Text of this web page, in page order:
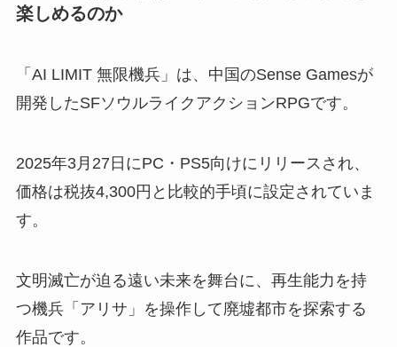
楽しめるのか
「AI LIMIT 無限機兵」は、中国のSense Gamesが
開発したSFソウルライクアクションRPGです。
2025年3月27日にPC・PS5向けにリリースされ、
価格は税抜4,300円と比較的手頃に設定されていま
す。
文明滅亡が迫る遠い未来を舞台に、再生能力を持
つ機兵「アリサ」を操作して廃墟都市を探索する
作品です。